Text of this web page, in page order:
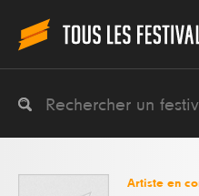
Artiste en